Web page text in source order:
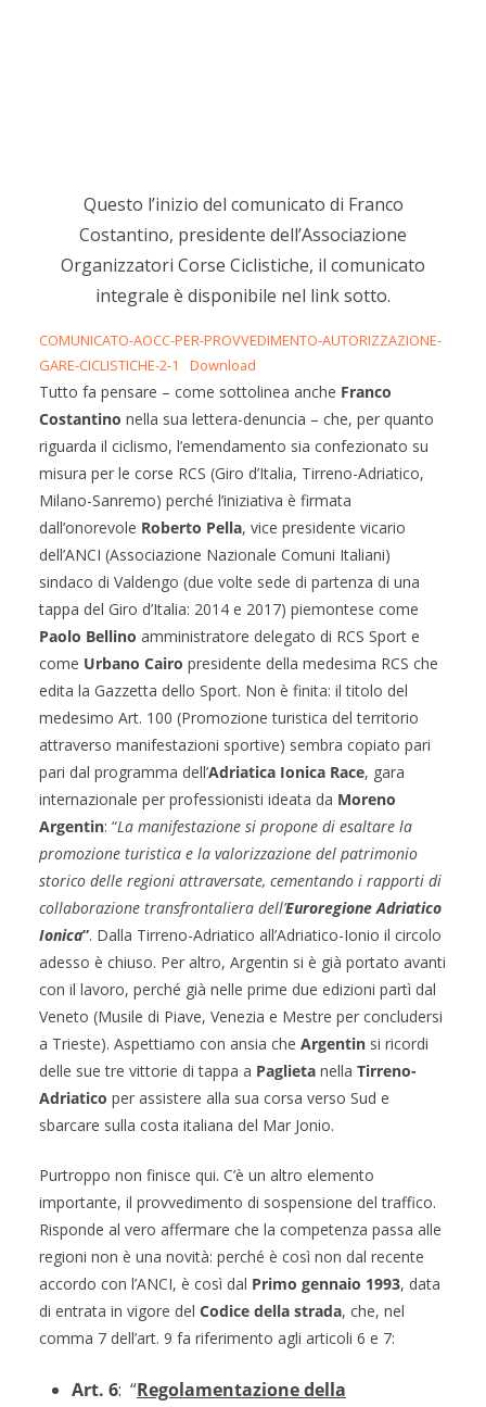
Questo l’inizio del comunicato di Franco
Costantino, presidente dell’Associazione
Organizzatori Corse Ciclistiche, il comunicato
integrale è disponibile nel link sotto.
COMUNICATO-AOCC-PER-PROVVEDIMENTO-AUTORIZZAZIONE-
GARE-CICLISTICHE-2-1
Download
Tutto fa pensare – come sottolinea anche Franco
Costantino nella sua lettera-denuncia – che, per quanto
riguarda il ciclismo, l’emendamento sia confezionato su
misura per le corse RCS (Giro d’Italia, Tirreno-Adriatico,
Milano-Sanremo) perché l’iniziativa è firmata
dall’onorevole Roberto Pella, vice presidente vicario
dell’ANCI (Associazione Nazionale Comuni Italiani)
sindaco di Valdengo (due volte sede di partenza di una
tappa del Giro d’Italia: 2014 e 2017) piemontese come
Paolo Bellino amministratore delegato di RCS Sport e
come Urbano Cairo presidente della medesima RCS che
edita la Gazzetta dello Sport. Non è finita: il titolo del
medesimo Art. 100 (Promozione turistica del territorio
attraverso manifestazioni sportive) sembra copiato pari
pari dal programma dell’Adriatica Ionica Race, gara
internazionale per professionisti ideata da Moreno
Argentin: “La manifestazione si propone di esaltare la
promozione turistica e la valorizzazione del patrimonio
storico delle regioni attraversate, cementando i rapporti di
collaborazione transfrontaliera dell’Euroregione Adriatico
Ionica”. Dalla Tirreno-Adriatico all’Adriatico-Ionio il circolo
adesso è chiuso. Per altro, Argentin si è già portato avanti
con il lavoro, perché già nelle prime due edizioni partì dal
Veneto (Musile di Piave, Venezia e Mestre per concludersi
a Trieste). Aspettiamo con ansia che Argentin si ricordi
delle sue tre vittorie di tappa a Paglieta nella Tirreno-
Adriatico per assistere alla sua corsa verso Sud e
sbarcare sulla costa italiana del Mar Jonio.
Purtroppo non finisce qui. C’è un altro elemento
importante, il provvedimento di sospensione del traffico.
Risponde al vero affermare che la competenza passa alle
regioni non è una novità: perché è così non dal recente
accordo con l’ANCI, è così dal Primo gennaio 1993, data
di entrata in vigore del Codice della strada, che, nel
comma 7 dell’art. 9 fa riferimento agli articoli 6 e 7:
Art. 6: “Regolamentazione della